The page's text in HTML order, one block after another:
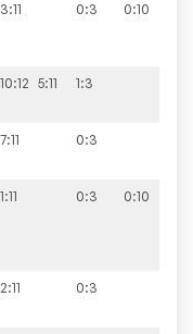
3:11 0:3 0:10
10:12 5:11 1:3
7:11 0:3
1:11 0:3 0:10
2:11 0:3